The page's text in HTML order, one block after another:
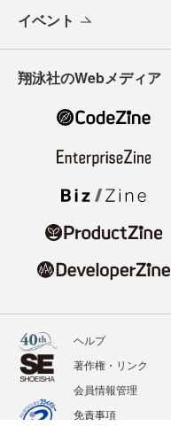
イベント
翔泳社のWebメディア
ヘルプ
著作権・リンク
会員情報管理
免責事項